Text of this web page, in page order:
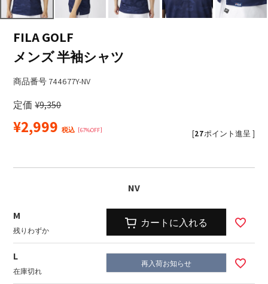
FILA GOLF
メンズ 半袖シャツ
商品番号 744677Y-NV
定価 ¥9,350
67%OFF
¥2,999 税込 [27ポイント進呈 ]
NV
M
残りわずか
カートに入れる
L
在庫切れ
再入荷お知らせ